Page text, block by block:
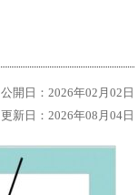
公開日：2026年02月02日
更新日：2026年08月04日